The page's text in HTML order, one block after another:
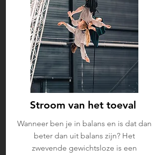
Stroom van het toeval
Wanneer ben je in balans en is dat dan
beter dan uit balans zijn? Het
zwevende gewichtsloze is een